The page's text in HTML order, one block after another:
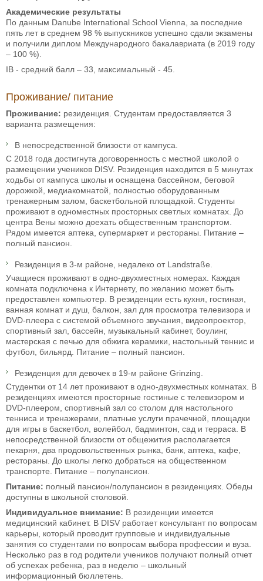
Академические результаты
По данным Danube International School Vienna, за последние
пять лет в среднем 98 % выпускников успешно сдали экзамены
и получили диплом Международного бакалавриата (в 2019 году
– 100 %).
IB - средний балл – 33, максимальный - 45.
Проживание/ питание
Проживание: резиденция. Студентам предоставляется 3
варианта размещения:
В непосредственной близости от кампуса.
С 2018 года достигнута договоренность с местной школой о
размещении учеников DISV. Резиденция находится в 5 минутах
ходьбы от кампуса школы и оснащена бассейном, беговой
дорожкой, медиакомнатой, полностью оборудованным
тренажерным залом, баскетбольной площадкой. Студенты
проживают в одноместных просторных светлых комнатах. До
центра Вены можно доехать общественным транспортом.
Рядом имеется аптека, супермаркет и рестораны. Питание –
полный пансион.
Резиденция в 3-м районе, недалеко от Landstraße.
Учащиеся проживают в одно-двухместных номерах. Каждая
комната подключена к Интернету, по желанию может быть
предоставлен компьютер. В резиденции есть кухня, гостиная,
ванная комнат и душ, балкон, зал для просмотра телевизора и
DVD-плеера с системой объемного звучания, видеопроектор,
спортивный зал, бассейн, музыкальный кабинет, боулинг,
мастерская с печью для обжига керамики, настольный теннис и
футбол, бильярд. Питание – полный пансион.
Резиденция для девочек в 19-м районе Grinzing.
Студентки от 14 лет проживают в одно-двухместных комнатах. В
резиденциях имеются просторные гостиные с телевизором и
DVD-плеером, спортивный зал со столом для настольного
тенниса и тренажерами, платные услуги прачечной, площадки
для игры в баскетбол, волейбол, бадминтон, сад и терраса. В
непосредственной близости от общежития располагается
пекарня, два продовольственных рынка, банк, аптека, кафе,
рестораны. До школы легко добраться на общественном
транспорте. Питание – полупансион.
Питание: полный пансион/полупансион в резиденциях. Обеды
доступны в школьной столовой.
Индивидуальное внимание: В резиденции имеется
медицинский кабинет. В DISV работает консультант по вопросам
карьеры, который проводит групповые и индивидуальные
занятия со студентами по вопросам выбора профессии и вуза.
Несколько раз в год родители учеников получают полный отчет
об успехах ребенка, раз в неделю – школьный
информационный бюллетень.